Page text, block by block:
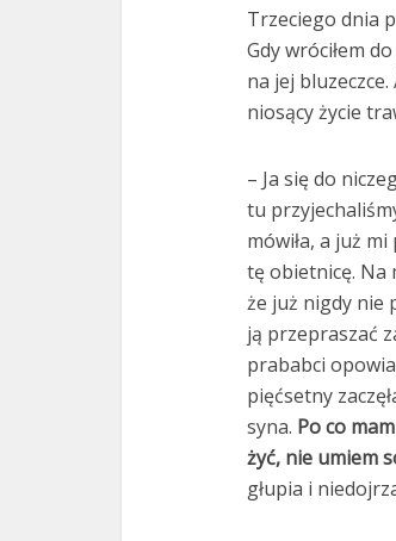
Trzeciego dnia
Gdy wróciłem
na jej bluzeczce.
niosący życie
– Ja się do
tu
mówiła, a już
tę obietnicę. Na
że już nigdy nie
ją przepraszać
prababci
pięćsetny
syna. Po co
żyć, nie umiem
głupia i